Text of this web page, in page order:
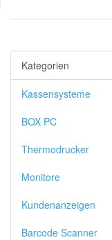
Kategorien
Kassensysteme
BOX PC
Thermodrucker
Monitore
Kundenanzeigen
Barcode Scanner